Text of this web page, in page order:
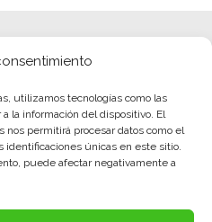
utilizamos tecnologías como las
la información del dispositivo. El
permitirá procesar datos como el
identificaciones únicas en este sitio.
puede afectar negativamente a